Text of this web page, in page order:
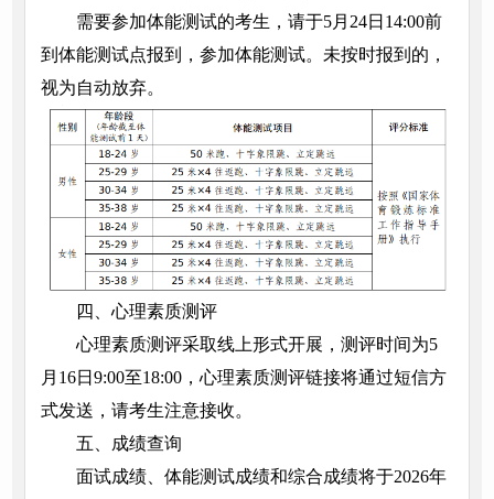
需要参加体能测试的考生，请于5月24日14:00前
到体能测试点报到，参加体能测试。未按时报到的，
视为自动放弃。
四、心理素质测评
心理素质测评采取线上形式开展，测评时间为5
月16日9:00至18:00，心理素质测评链接将通过短信方
式发送，请考生注意接收。
五、成绩查询
面试成绩、体能测试成绩和综合成绩将于2026年